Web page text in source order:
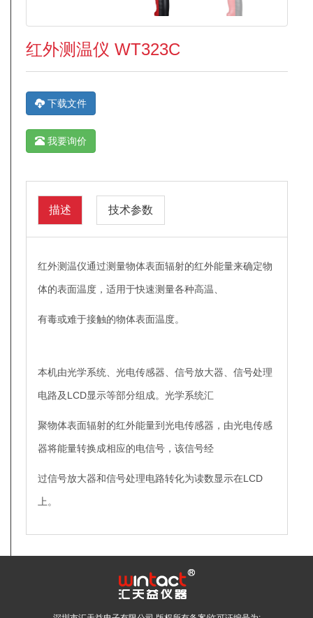
红外测温仪 WT323C
下载文件
我要询价
描述 技术参数
红外测温仪通过测量物体表面辐射的红外能量来确定物
体的表面温度，适用于快速测量各种高温、
有毒或难于接触的物体表面温度。
本机由光学系统、光电传感器、信号放大器、信号处理
电路及LCD显示等部分组成。光学系统汇
聚物体表面辐射的红外能量到光电传感器，由光电传感
器将能量转换成相应的电信号，该信号经
过信号放大器和信号处理电路转化为读数显示在LCD
上。